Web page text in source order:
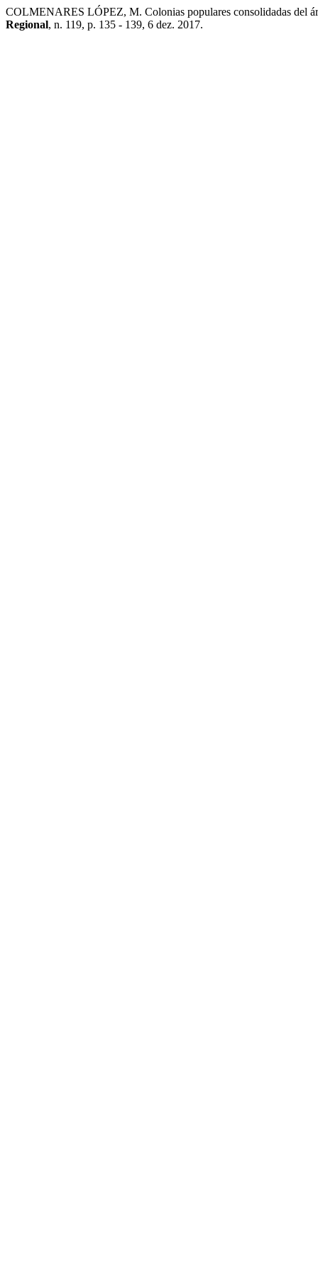
COLMENARES LÓPEZ, M. Colonias populares consolidadas del
Regional, n. 119, p. 135 - 139, 6 dez. 2017.